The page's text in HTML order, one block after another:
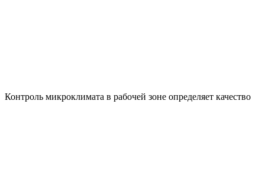
Контроль микроклимата в рабочей зоне определяет качество